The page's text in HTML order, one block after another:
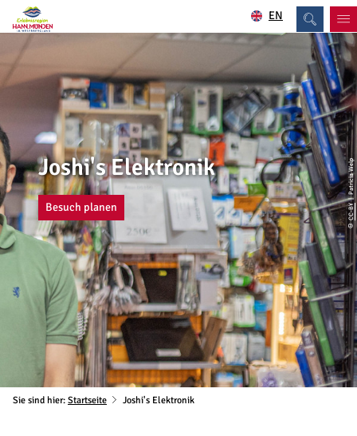
EN
©
CC-BY
| Patricia Welp
Joshi's Elektronik
Besuch planen
Sie sind hier: Startseite Joshi's Elektronik